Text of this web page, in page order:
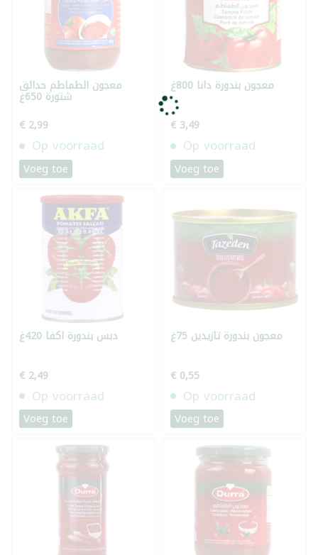
معجون الطماطم حدائق
شتورة 650غ
€ 2,99
Op voorraad
Voeg toe
معجون بندورة دانا 800غ
€ 3,49
Op voorraad
Voeg toe
دبس بندورة اكفا 420غ
€ 2,49
Op voorraad
Voeg toe
معجون بندورة تازيدين 75غ
€ 0,55
Op voorraad
Voeg toe